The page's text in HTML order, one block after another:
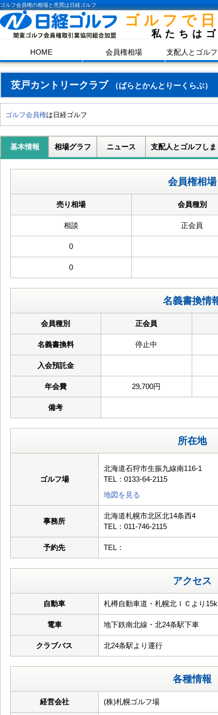
ゴルフ会員権の相場と売買は日経ゴルフ
ゴルフで
私たちは
HOME 会員権相場 支配人とゴル
茨戸カントリークラブ （ばらとかんとりーくらぶ）
ゴルフ会員権は日経ゴルフ
基本情報 相場グラフ ニュース 支配人とゴルフしま
会員権相場
売り相場 会員種別
相談 正会員
0
0
名義書換情
会員種別 正会員
名義書換料 停止中
入会預託金
年会費 29,700円
備考
所在地
ゴルフ場
北海道石狩市生振九線南116-1
TEL：0133-64-2115
地図を見る
事務所
北海道札幌市北区北14条西4
TEL：011-746-2115
予約先 TEL：
アクセス
自動車 札樽自動車道・札幌北ＩＣより
電車 地下鉄南北線・北24条駅下車
クラブバス 北24条駅より運行
各種情報
経営会社 (株)札幌ゴルフ場